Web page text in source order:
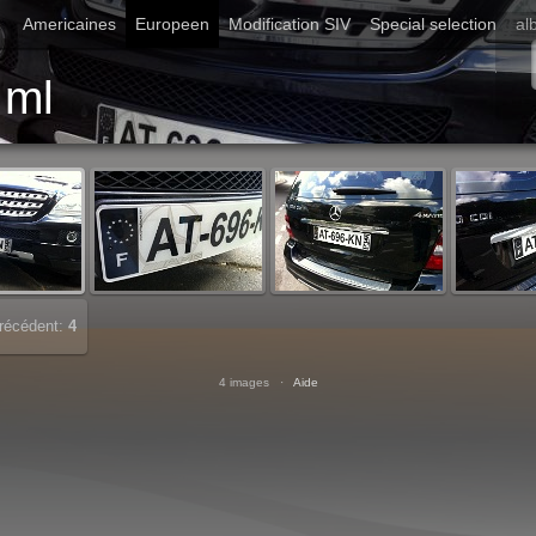
Americaines Europeen Modification SIV Special selection
ml
Démarrer diaporama
4
4 images · Aide